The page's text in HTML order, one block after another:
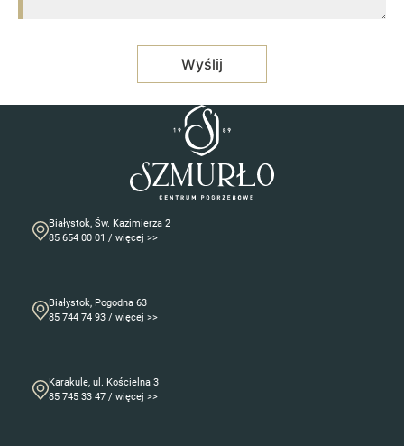
Białystok, Św. Kazimierza 2
85 654 00 01 / więcej >>
Białystok, Pogodna 63
85 744 74 93 / więcej >>
Karakule, ul. Kościelna 3
85 745 33 47 / więcej >>